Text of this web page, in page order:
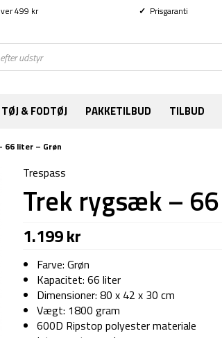
499 kr ✓ Prisgaranti
TØJ & FODTØJ PAKKETILBUD TILBUD
66 liter – Grøn
Trespass
Trek rygsæk –
1.199kr
Farve: Grøn
Kapacitet: 66 liter
Dimensioner: 80 x 42 x 30 cm
Vægt: 1800 gram
600D Ripstop polyester materiale